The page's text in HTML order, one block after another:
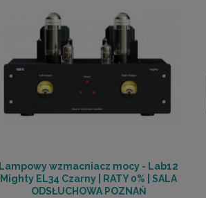
Lampowy wzmacniacz mocy - Lab12
Mighty EL34 Czarny | RATY 0% | SALA
ODSŁUCHOWA POZNAŃ